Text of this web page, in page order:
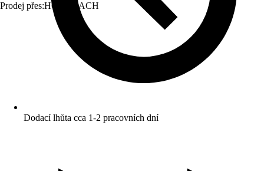
Prodej přes:HORNBACH
Dodací lhůta cca 1-2 pracovních dní